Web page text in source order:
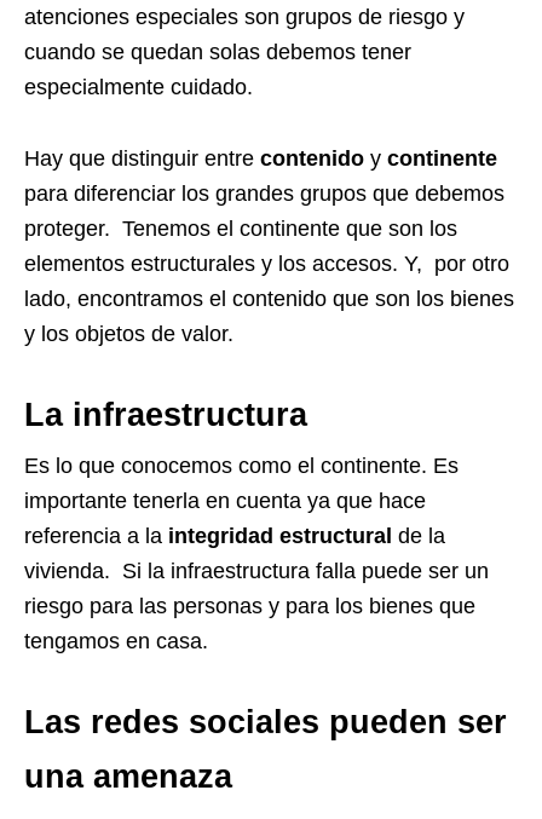
atenciones especiales son grupos de riesgo y
cuando se quedan solas debemos tener
especialmente cuidado.
Hay que distinguir entre contenido y continente
para diferenciar los grandes grupos que debemos
proteger. Tenemos el continente que son los
elementos estructurales y los accesos. Y, por otro
lado, encontramos el contenido que son los bienes
y los objetos de valor.
La infraestructura
Es lo que conocemos como el continente. Es
importante tenerla en cuenta ya que hace
referencia a la integridad estructural de la
vivienda. Si la infraestructura falla puede ser un
riesgo para las personas y para los bienes que
tengamos en casa.
Las redes sociales pueden ser
una amenaza